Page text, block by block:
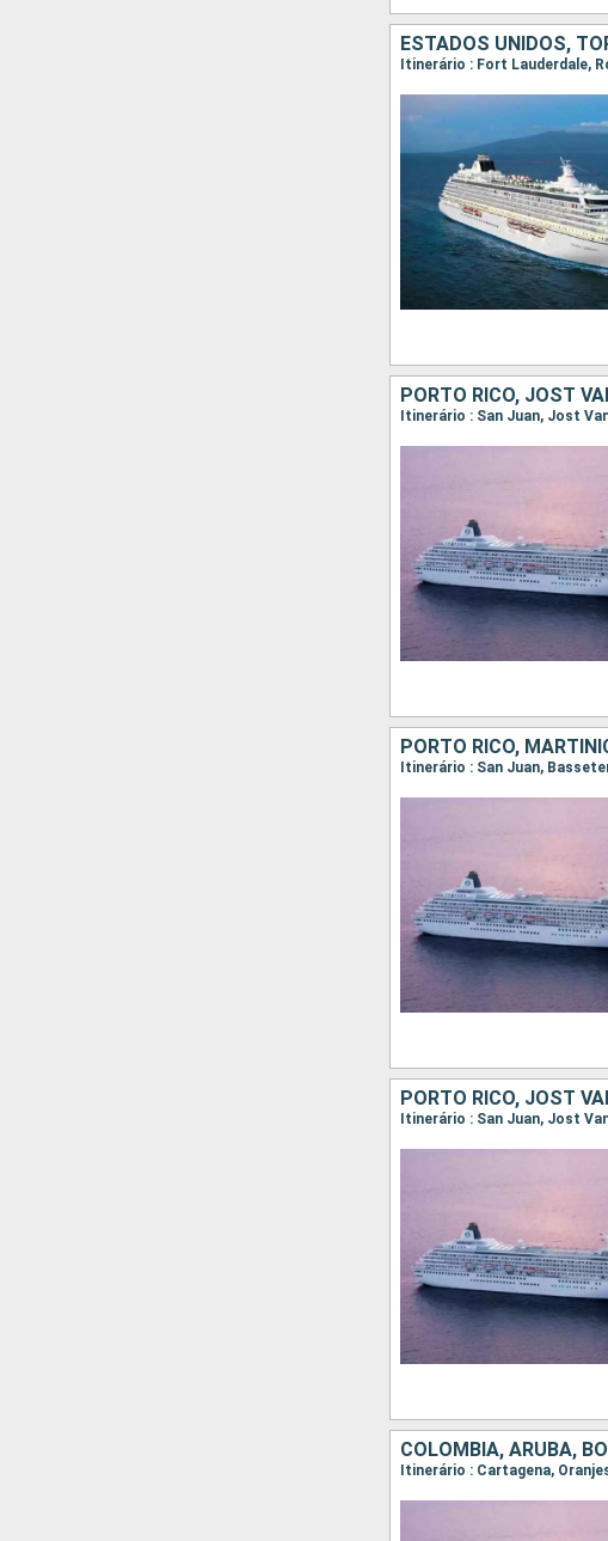
Itinerário : San Juan, Jost
Itinerário : San Juan, Jost
COLÔMBIA, ARUBA,
Itinerário : Cartagena,